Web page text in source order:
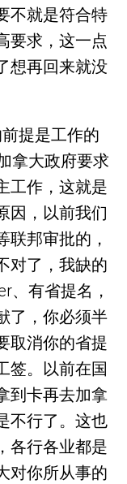
不就是符合特
要求，这一点
想再回来就没
提是工作的
拿大政府要求
工作，这就是
因，以前我们
联邦审批的，
对了，我缺的
、有省提名，
了，你必须半
取消你的省提
签。以前在国
到卡再去加拿
不行了。这也
各行各业都是
对你所从事的